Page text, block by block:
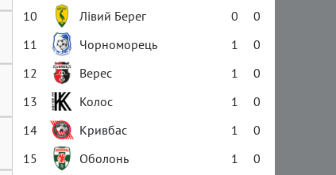
10
Лівий Берег 0
0
11
Чорноморець 1
0
12
Верес 1
0
13
Колос 1
0
14
Кривбас 1
0
15
Оболонь 1
0